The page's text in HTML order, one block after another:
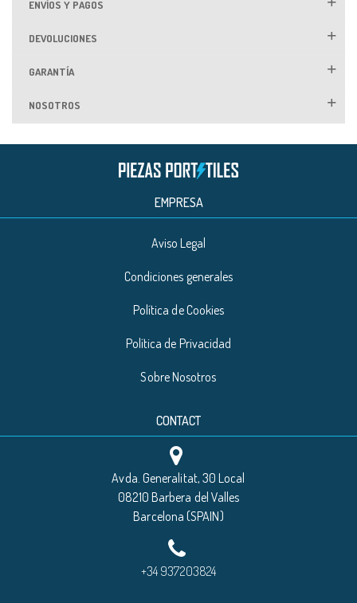
ENVÍOS Y PAGOS
DEVOLUCIONES
GARANTÍA
NOSOTROS
EMPRESA
Aviso Legal
Condiciones generales
Política de Cookies
Política de Privacidad
Sobre Nosotros
CONTACT
Avda. Generalitat, 30 Local
08210 Barbera del Valles
Barcelona (SPAIN)
+34 937203824